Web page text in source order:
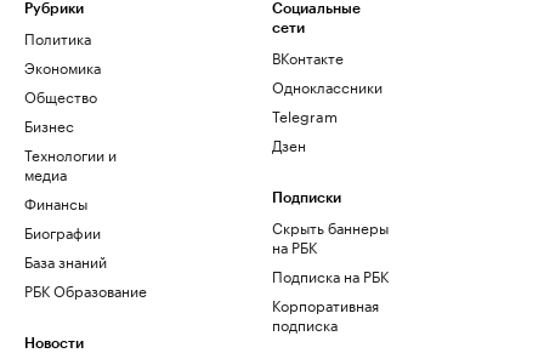
Рубрики
Политика
Экономика
Общество
Бизнес
Технологии и
медиа
Финансы
Биографии
База знаний
РБК Образование
Новости
Социальные
сети
ВКонтакте
Одноклассники
Telegram
Дзен
Подписки
Скрыть баннеры
на РБК
Подписка на РБК
Корпоративная
подписка